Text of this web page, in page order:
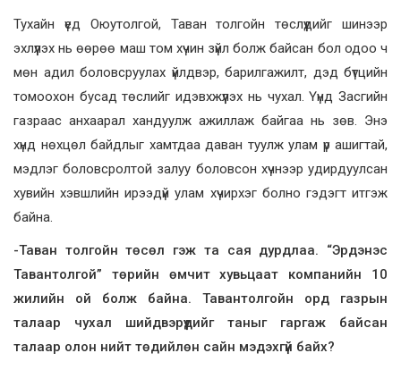
Тухайн үед Оюутолгой, Таван толгойн төслүүдийг шинээр
эхлүүлэх нь өөрөө маш том хүчин зүйл болж байсан бол одоо ч
мөн адил боловсруулах үйлдвэр, барилгажилт, дэд бүтцийн
томоохон бусад төслийг идэвхжүүлэх нь чухал. Үүнд Засгийн
газраас анхаарал хандуулж ажиллаж байгаа нь зөв. Энэ
хүнд нөхцөл байдлыг хамтдаа даван туулж улам үр ашигтай,
мэдлэг боловсролтой залуу боловсон хүчнээр удирдуулсан
хувийн хэвшлийн ирээдүй улам хүчирхэг болно гэдэгт итгэж
байна.
-Таван толгойн төсөл гэж та сая дурдлаа. “Эрдэнэс
Тавантолгой” төрийн өмчит хувьцаат компанийн 10
жилийн ой болж байна. Тавантолгойн орд газрын
талаар чухал шийдвэрүүдийг таныг гаргаж байсан
талаар олон нийт төдийлөн сайн мэдэхгүй байх?